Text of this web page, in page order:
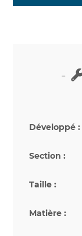
Développé :
Section :
Taille :
Matière :